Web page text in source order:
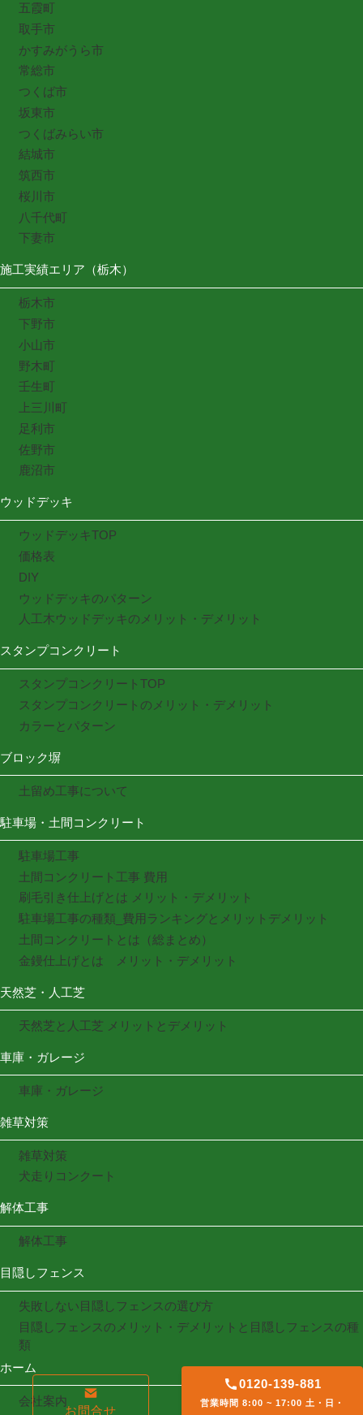
五霞町
取手市
かすみがうら市
常総市
つくば市
坂東市
つくばみらい市
結城市
筑西市
桜川市
八千代町
下妻市
施工実績エリア（栃木）
栃木市
下野市
小山市
野木町
壬生町
上三川町
足利市
佐野市
鹿沼市
ウッドデッキ
ウッドデッキTOP
価格表
DIY
ウッドデッキのパターン
人工木ウッドデッキのメリット・デメリット
スタンプコンクリート
スタンプコンクリートTOP
スタンプコンクリートのメリット・デメリット
カラーとパターン
ブロック塀
土留め工事について
駐車場・土間コンクリート
駐車場工事
土間コンクリート工事 費用
刷毛引き仕上げとは メリット・デメリット
駐車場工事の種類_費用ランキングとメリットデメリット
土間コンクリートとは（総まとめ）
金鏝仕上げとは メリット・デメリット
天然芝・人工芝
天然芝と人工芝 メリットとデメリット
車庫・ガレージ
車庫・ガレージ
雑草対策
雑草対策
犬走りコンクート
解体工事
解体工事
目隠しフェンス
失敗しない目隠しフェンスの選び方
目隠しフェンスのメリット・デメリットと目隠しフェンスの種
類
ホーム
会社案内
お問合せ
0120-139-881
営業時間 8:00 ~ 17:00 土・日・